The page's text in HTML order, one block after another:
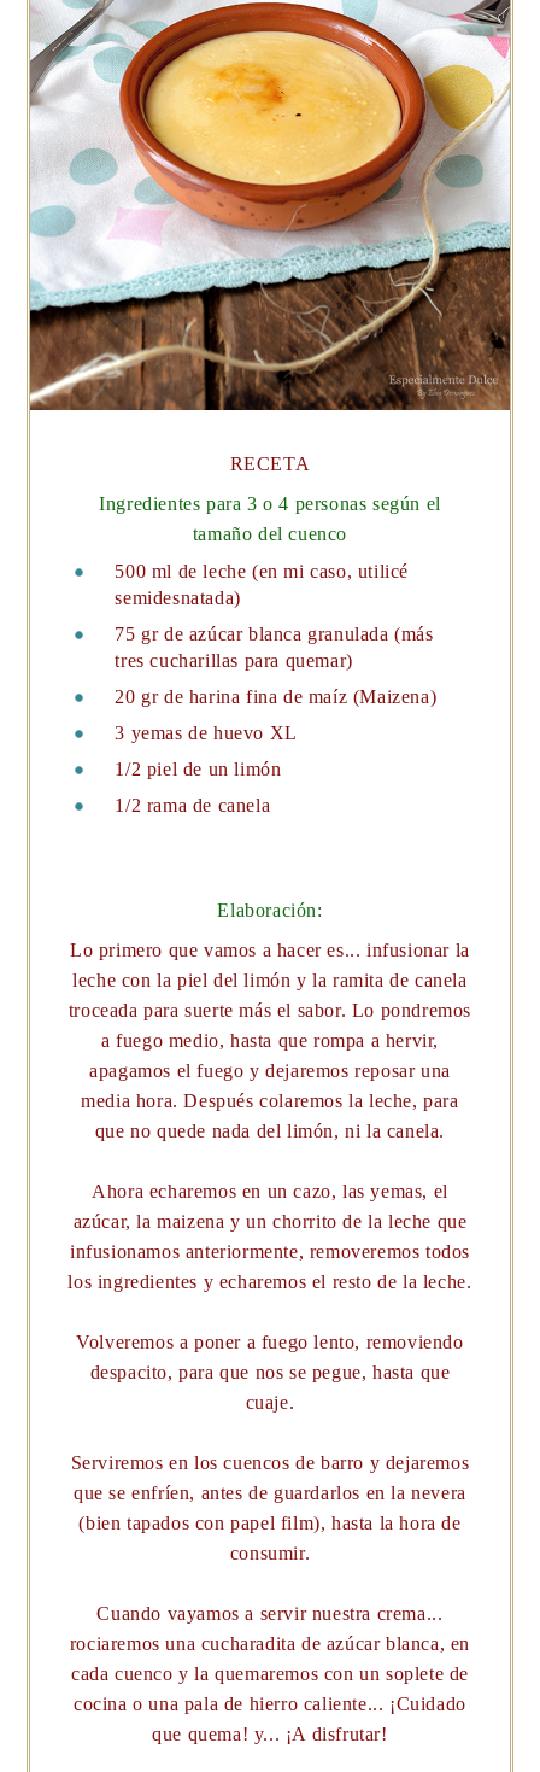
RECETA
Ingredientes para 3 o 4 personas según el
tamaño del cuenco
500 ml de leche (en mi caso, utilicé
semidesnatada)
75 gr de azúcar blanca granulada (más
tres cucharillas para quemar)
20 gr de harina fina de maíz (Maizena)
3 yemas de huevo XL
1/2 piel de un limón
1/2 rama de canela
Elaboración:
Lo primero que vamos a hacer es... infusionar la
leche con la piel del limón y la ramita de canela
troceada para suerte más el sabor. Lo pondremos
a fuego medio, hasta que rompa a hervir,
apagamos el fuego y dejaremos reposar una
media hora. Después colaremos la leche, para
que no quede nada del limón, ni la canela.
Ahora echaremos en un cazo, las yemas, el
azúcar, la maizena y un chorrito de la leche que
infusionamos anteriormente, removeremos todos
los ingredientes y echaremos el resto de la leche.
Volveremos a poner a fuego lento, removiendo
despacito, para que nos se pegue, hasta que
cuaje.
Serviremos en los cuencos de barro y dejaremos
que se enfríen, antes de guardarlos en la nevera
(bien tapados con papel film), hasta la hora de
consumir.
Cuando vayamos a servir nuestra crema...
rociaremos una cucharadita de azúcar blanca, en
cada cuenco y la quemaremos con un soplete de
cocina o una pala de hierro caliente... ¡Cuidado
que quema! y... ¡A disfrutar!